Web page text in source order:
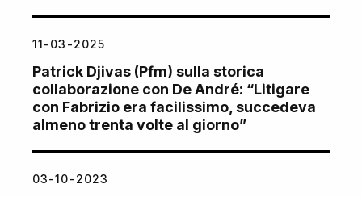
11-03-2025
Patrick Djivas (Pfm) sulla storica
collaborazione con De André: “Litigare
con Fabrizio era facilissimo, succedeva
almeno trenta volte al giorno”
03-10-2023